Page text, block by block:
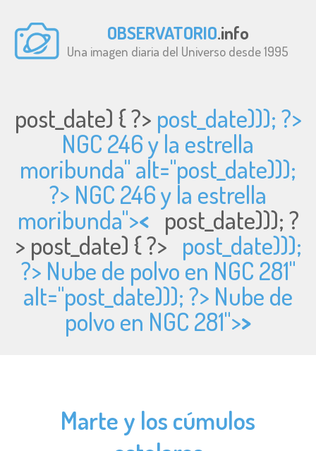
OBSERVATORIO.info
Una imagen diaria del Universo desde 1995
post_date) { ?> post_date))); ?>
NGC 246 y la estrella
moribunda" alt="post_date)));
?> NGC 246 y la estrella
moribunda">< post_date))); ?
> post_date) { ?> post_date)));
?> Nube de polvo en NGC 281"
alt="post_date))); ?> Nube de
polvo en NGC 281">>
Marte y los cúmulos